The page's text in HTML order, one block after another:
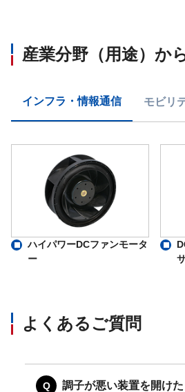
産業分野（用途）か
インフラ・情報通信 モビリ
ハイパワーDCファンモータ
ー
よくあるご質問
調子が悪い装置を開け